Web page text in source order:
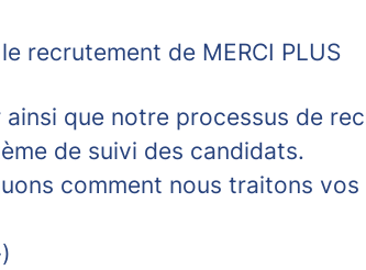
recrutement de MERCI PLUS
que notre processus de
de suivi des candidats.
comment nous traitons